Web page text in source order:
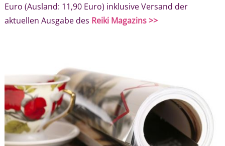
Euro (Ausland: 11,90 Euro) inklusive Versand der
aktuellen Ausgabe des Reiki Magazins >>